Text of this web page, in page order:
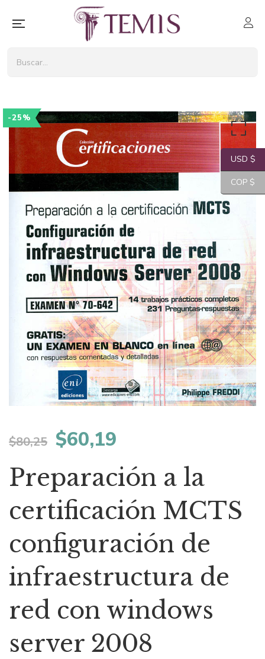
-25%
$80,25 El
precio
original
era:
$80,25.
$60,19
precio
actual
es:
$60,19.
Preparación a la
certificación MCTS
configuración de
infraestructura de
red con windows
server 2008
USD $
COP $